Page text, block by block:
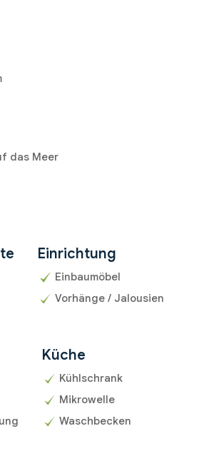
das Meer
Einrichtung
Einbaumöbel
Vorhänge / Jalousien
Küche
Kühlschrank
Mikrowelle
Waschbecken